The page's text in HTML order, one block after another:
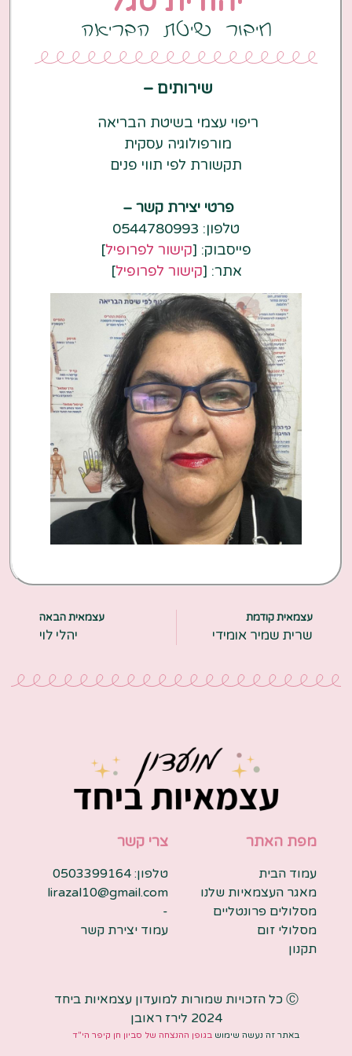
חיבור שיטת הבריאה
שירותים –
ריפוי עצמי בשיטת הבריאה
מורפולוגיה עסקית
תקשורת לפי תווי פנים
פרטי יצירת קשר –
טלפון: 0544780993
פייסבוק: [קישור לפרופיל]
אתר: [קישור לפרופיל]
עצמאית קודמת
שרית שמיר אומידי
עצמאית הבאה
יהלי לוי
צרי קשר
טלפון: 0503399164
lirazal10@gmail.com
-
עמוד יצירת קשר
מפת האתר
עמוד הבית
מאגר העצמאיות שלנו
מסלולים פרונטליים
מסלולי זום
תקנון
Ⓒ כל הזכויות שמורות למועדון עצמאיות ביחד
2024 לירז ראובן
באתר זה נעשה שימושבגופן ההנצחה של סביון חן קיפר הי"ד